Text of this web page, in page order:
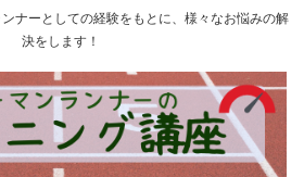
ナーとしての経験をもとに、様々なお悩みの解
決をします！